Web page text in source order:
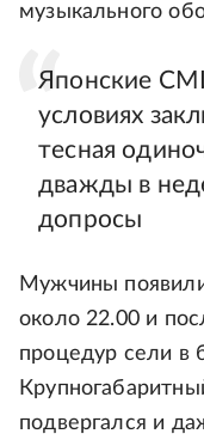
музыкального
Японские
условиях
тесная
дважды в
допросы
Мужчины
около 22.00 и
процедур сели в
подвергался и